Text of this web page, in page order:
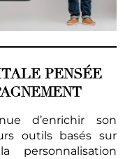
PENSÉE
d’enrichir son
outils basés sur
personnalisation